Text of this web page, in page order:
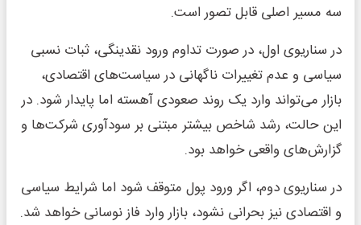
سه مسیر اصلی قابل تصور است.
در سناریوی اول، در صورت تداوم ورود نقدینگی، ثبات نسبی
سیاسی و عدم تغییرات ناگهانی در سیاست‌های اقتصادی،
بازار می‌تواند وارد یک روند صعودی آهسته اما پایدار شود. در
این حالت، رشد شاخص بیشتر مبتنی بر سودآوری شرکت‌ها و
گزارش‌های واقعی خواهد بود.
در سناریوی دوم، اگر ورود پول متوقف شود اما شرایط سیاسی
و اقتصادی نیز بحرانی نشود، بازار وارد فاز نوسانی خواهد شد.